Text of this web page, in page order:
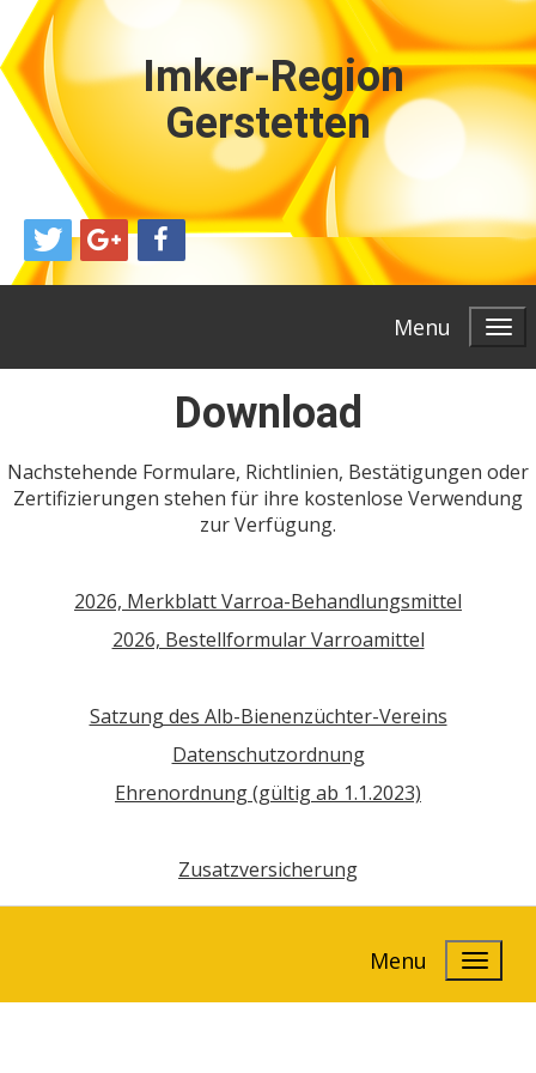
Imker-Region
Gerstetten
Menu
Download
Nachstehende Formulare, Richtlinien, Bestätigungen oder
Zertifizierungen stehen für ihre kostenlose Verwendung
zur Verfügung.
2026, Merkblatt Varroa-Behandlungsmittel
2026, Bestellformular Varroamittel
Satzung des Alb-Bienenzüchter-Vereins
Datenschutzordnung
Ehrenordnung (gültig ab 1.1.2023)
Zusatzversicherung
Menu